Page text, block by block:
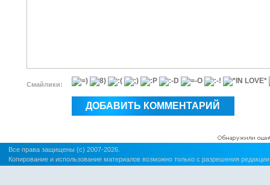
Смайлики:
Все права защищены (c) 2007-2026.
Копирование и использование материалов возможно только с разрешения